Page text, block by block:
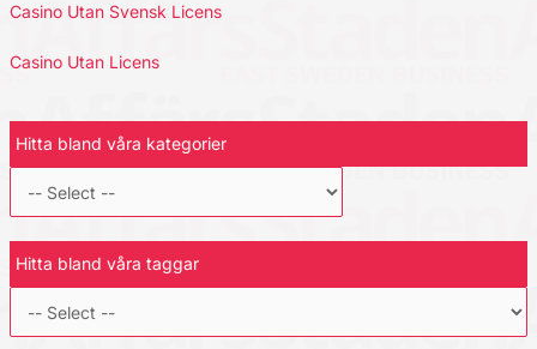
Casino Utan Svensk Licens
Casino Utan Licens
Hitta bland våra kategorier
Hitta bland våra taggar